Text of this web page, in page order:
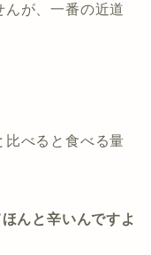
が、一番の近道
比べると食べる量
んと辛いんですよ